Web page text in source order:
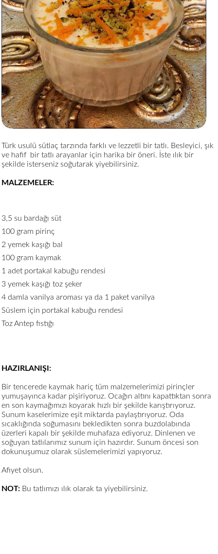
Türk usulü sütlaç tarzında farklı ve lezzetli bir tatlı. Besleyici, şık
ve hafif bir tatlı arayanlar için harika bir öneri. İste ılık bir
şekilde isterseniz soğutarak yiyebilirsiniz.
MALZEMELER:
3,5 su bardağı süt
100 gram pirinç
2 yemek kaşığı bal
100 gram kaymak
1 adet portakal kabuğu rendesi
3 yemek kaşığı toz şeker
4 damla vanilya aroması ya da 1 paket vanilya
Süslem için portakal kabuğu rendesi
Toz Antep fıstığı
HAZIRLANIŞI:
Bir tencerede kaymak hariç tüm malzemelerimizi pirinçler
yumuşayınca kadar pişiriyoruz. Ocağın altını kapattıktan sonra
en son kaymağımızı koyarak hızlı bir şekilde karıştırıyoruz.
Sunum kaselerimize eşit miktarda paylaştırıyoruz. Oda
sıcaklığında soğumasını bekledikten sonra buzdolabında
üzerleri kapalı bir şekilde muhafaza ediyoruz. Dinlenen ve
soğuyan tatlılarımız sunum için hazırdır. Sunum öncesi son
dokunuşumuz olarak süslemelerimizi yapıyoruz.
Afiyet olsun.
NOT: Bu tatlımızı ılık olarak ta yiyebilirsiniz.